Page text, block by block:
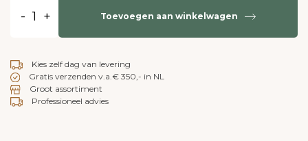
- + Toevoegen aan winkelwagen
Kies zelf dag van levering
Gratis verzenden v.a.€ 350,- in NL
Groot assortiment
Professioneel advies